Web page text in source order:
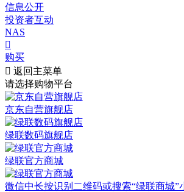
信息公开
投资者互动
NAS

购买
 返回主菜单
请选择购物平台
京东自营旗舰店
绿联数码旗舰店
绿联官方商城
微信中长按识别二维码或搜索“绿联商城”